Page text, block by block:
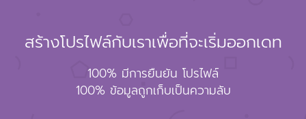
สร้างโปรไฟล์กับเราเพื่อที่จะเริ่มออกเดท
100% มีการยืนยัน โปรไฟล์
100% ข้อมูลถูกเก็บเป็นความลับ